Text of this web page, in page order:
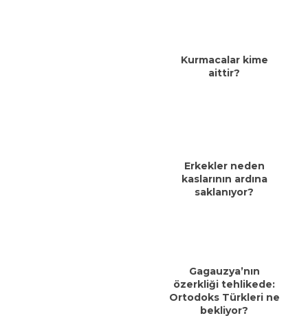
Kurmacalar kime
aittir?
Erkekler neden
kaslarının ardına
saklanıyor?
Gagauzya’nın
özerkliği tehlikede:
Ortodoks Türkleri ne
bekliyor?